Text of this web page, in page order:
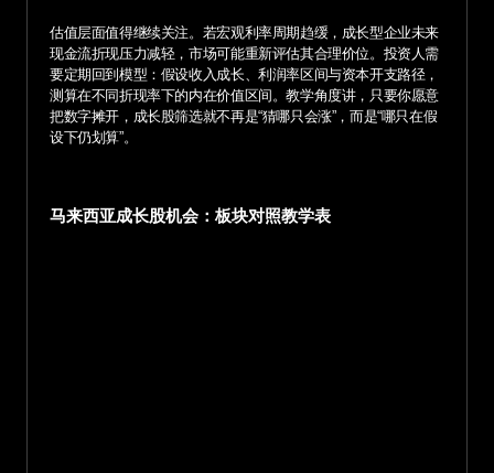
估值层面值得继续关注。若宏观利率周期趋缓，成长型企业未来
现金流折现压力减轻，市场可能重新评估其合理价位。投资人需
要定期回到模型：假设收入成长、利润率区间与资本开支路径，
测算在不同折现率下的内在价值区间。教学角度讲，只要你愿意
把数字摊开，成长股筛选就不再是“猜哪只会涨”，而是“哪只在假
设下仍划算”。
马来西亚成长股机会：板块对照教学表